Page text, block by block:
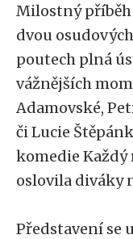
Milostný příběh
dvou
poutech plná
vážnějších
Adamovské,
či Lucie
komedie Každý
oslovila diváky
Představení se